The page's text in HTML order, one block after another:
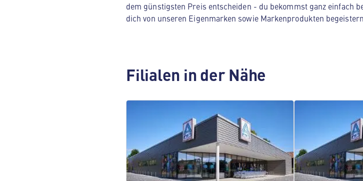
dem günstigsten Preis entscheiden - du bekommst ganz einfach
dich von unseren Eigenmarken sowie Markenprodukten
Filialen in der Nähe